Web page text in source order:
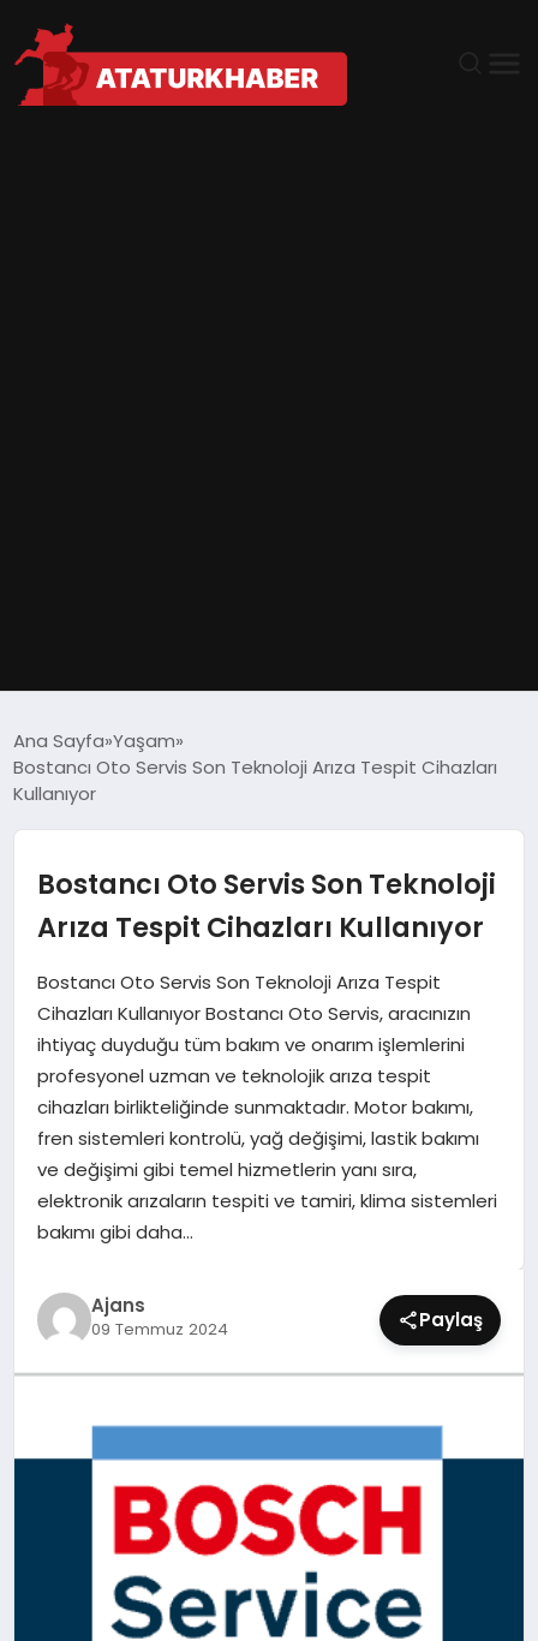
DÜNYA
SAĞLIK
SIYASET
SPOR
TEKNOLOJI
Ana Sayfa Yaşam
Bostancı Oto Servis Son Teknoloji Arıza Tespit Cihazları
Kullanıyor
Bostancı Oto Servis Son Teknoloji
Arıza Tespit Cihazları Kullanıyor
Bostancı Oto Servis Son Teknoloji Arıza Tespit
Cihazları Kullanıyor Bostancı Oto Servis, aracınızın
ihtiyaç duyduğu tüm bakım ve onarım işlemlerini
profesyonel uzman ve teknolojik arıza tespit
cihazları birlikteliğinde sunmaktadır. Motor bakımı,
fren sistemleri kontrolü, yağ değişimi, lastik bakımı
ve değişimi gibi temel hizmetlerin yanı sıra,
elektronik arızaların tespiti ve tamiri, klima sistemleri
bakımı gibi daha…
Ajans
09 Temmuz 2024 Paylaş